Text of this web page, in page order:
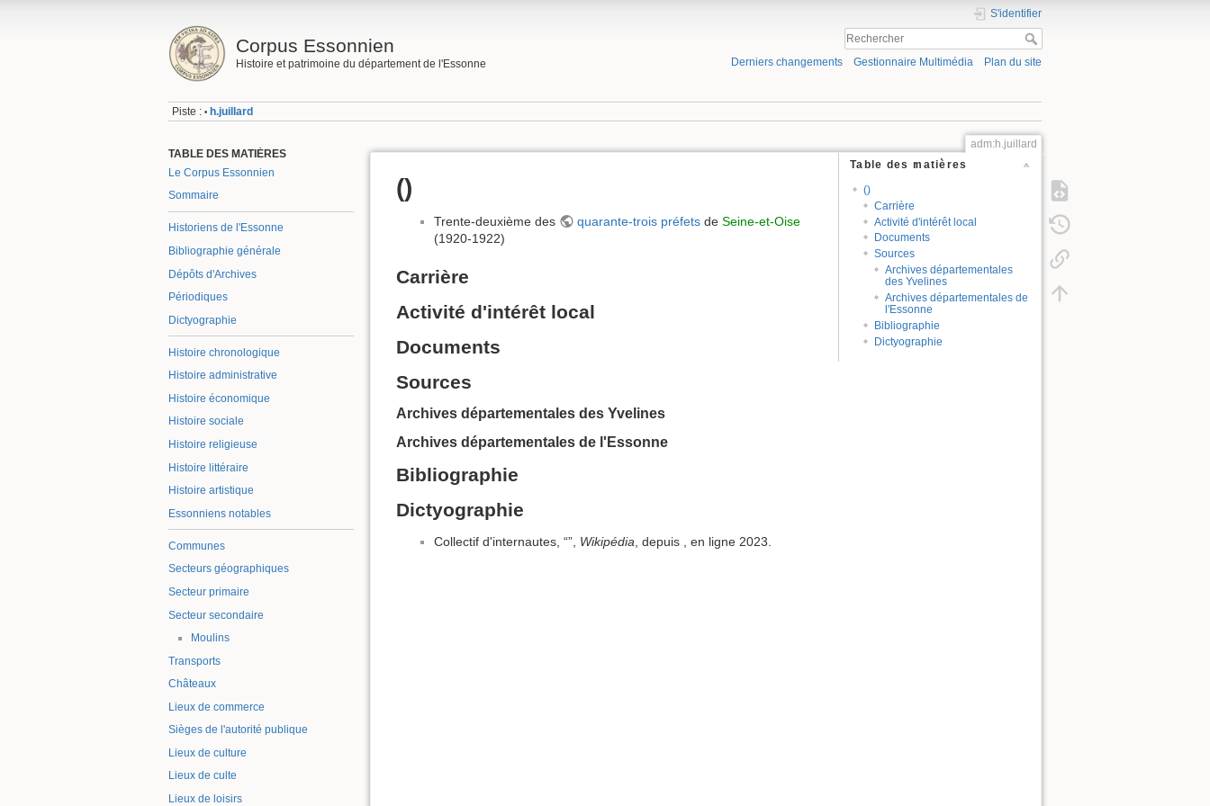
Corpus Essonnien
Histoire et patrimoine du département de l'Essonne
S'identifier
Derniers changements Gestionnaire Multimédia Plan du site
Piste : • h.juillard
TABLE DES MATIÈRES
Le Corpus Essonnien
Sommaire
Historiens de l'Essonne
Bibliographie générale
Dépôts d'Archives
Périodiques
Dictyographie
Histoire chronologique
Histoire administrative
Histoire économique
Histoire sociale
Histoire religieuse
Histoire littéraire
Histoire artistique
Essonniens notables
Communes
Secteurs géographiques
Secteur primaire
Secteur secondaire
Moulins
Transports
Châteaux
Lieux de commerce
Sièges de l'autorité publique
Lieux de culture
Lieux de culte
Lieux de loisirs
adm:h.juillard
Table des matières
()
Carrière
Activité d'intérêt local
Documents
Sources
Archives départementales
des Yvelines
Archives départementales de
l'Essonne
Bibliographie
Dictyographie
()
Trente-deuxième des quarante-trois préfetsde Seine-et-Oise
(1920-1922)
Carrière
Activité d'intérêt local
Documents
Sources
Archives départementales des Yvelines
Archives départementales de l'Essonne
Bibliographie
Dictyographie
Collectif d'internautes, “”, Wikipédia , depuis , en ligne 2023.